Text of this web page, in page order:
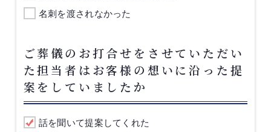
名刺を渡されなかった
ご葬儀のお打合せをさせていただい
た担当者はお客様の想いに沿った提
案をしていましたか
話を聞いて提案してくれた